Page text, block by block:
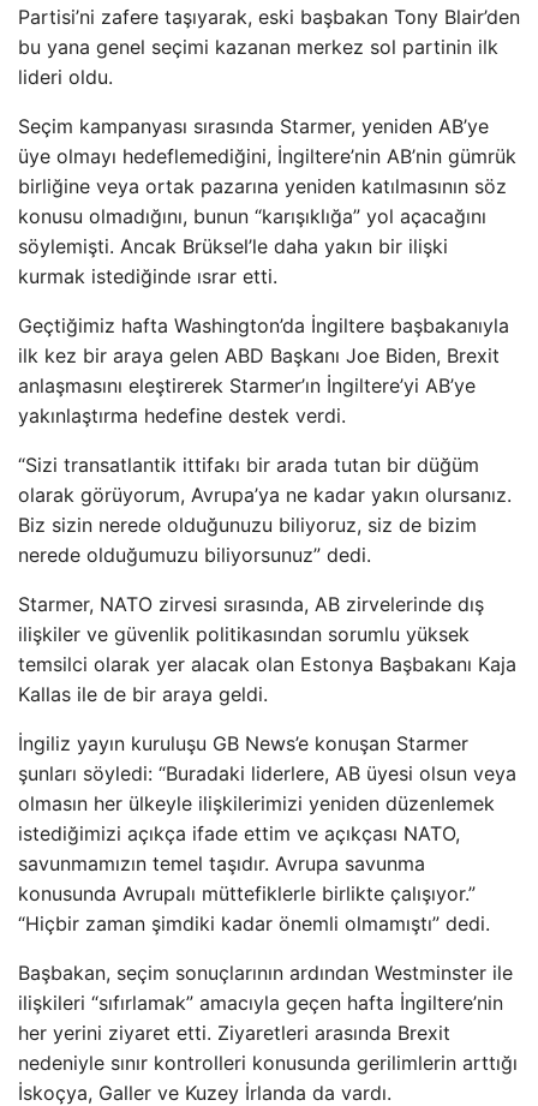
Partisi’ni zafere taşıyarak, eski başbakan Tony Blair’den
bu yana genel seçimi kazanan merkez sol partinin ilk
lideri oldu.
Seçim kampanyası sırasında Starmer, yeniden AB’ye
üye olmayı hedeflemediğini, İngiltere’nin AB’nin gümrük
birliğine veya ortak pazarına yeniden katılmasının söz
konusu olmadığını, bunun “karışıklığa” yol açacağını
söylemişti. Ancak Brüksel’le daha yakın bir ilişki
kurmak istediğinde ısrar etti.
Geçtiğimiz hafta Washington’da İngiltere başbakanıyla
ilk kez bir araya gelen ABD Başkanı Joe Biden, Brexit
anlaşmasını eleştirerek Starmer’ın İngiltere’yi AB’ye
yakınlaştırma hedefine destek verdi.
“Sizi transatlantik ittifakı bir arada tutan bir düğüm
olarak görüyorum, Avrupa’ya ne kadar yakın olursanız.
Biz sizin nerede olduğunuzu biliyoruz, siz de bizim
nerede olduğumuzu biliyorsunuz” dedi.
Starmer, NATO zirvesi sırasında, AB zirvelerinde dış
ilişkiler ve güvenlik politikasından sorumlu yüksek
temsilci olarak yer alacak olan Estonya Başbakanı Kaja
Kallas ile de bir araya geldi.
İngiliz yayın kuruluşu GB News’e konuşan Starmer
şunları söyledi: “Buradaki liderlere, AB üyesi olsun veya
olmasın her ülkeyle ilişkilerimizi yeniden düzenlemek
istediğimizi açıkça ifade ettim ve açıkçası NATO,
savunmamızın temel taşıdır. Avrupa savunma
konusunda Avrupalı ​​müttefiklerle birlikte çalışıyor.”
“Hiçbir zaman şimdiki kadar önemli olmamıştı” dedi.
Başbakan, seçim sonuçlarının ardından Westminster ile
ilişkileri “sıfırlamak” amacıyla geçen hafta İngiltere’nin
her yerini ziyaret etti. Ziyaretleri arasında Brexit
nedeniyle sınır kontrolleri konusunda gerilimlerin arttığı
İskoçya, Galler ve Kuzey İrlanda da vardı.